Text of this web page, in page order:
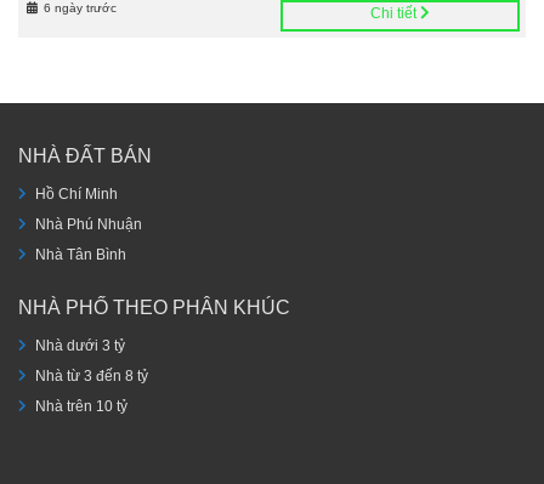
6 ngày trước Chi tiết
NHÀ ĐẤT BÁN
Hồ Chí Minh
Nhà Phú Nhuận
Nhà Tân Bình
NHÀ PHỐ THEO PHÂN KHÚC
Nhà dưới 3 tỷ
Nhà từ 3 đến 8 tỷ
Nhà trên 10 tỷ